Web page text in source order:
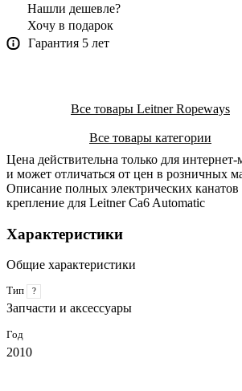
Нашли дешевле?
Хочу в подарок
Гарантия 5 лет
Все товары Leitner Ropeways
Все товары категории
Цена действительна только для интернет-
и может отличаться от цен в розничных
Описание полных электрических канатов
крепление для Leitner Ca6 Automatic
Характеристики
Общие характеристики
Тип ?
Запчасти и аксессуары
Год
2010